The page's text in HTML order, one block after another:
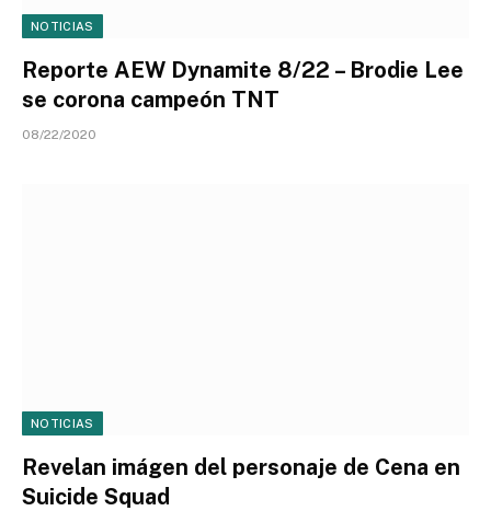
NOTICIAS
Reporte AEW Dynamite 8/22 – Brodie Lee
se corona campeón TNT
08/22/2020
NOTICIAS
Revelan imágen del personaje de Cena en
Suicide Squad